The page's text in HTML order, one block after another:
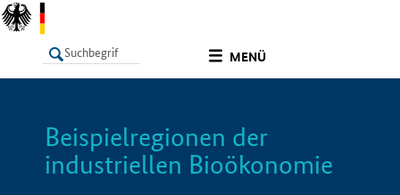
MENÜ
LISTE
Beispielregionen der
industriellen Bioökonomie